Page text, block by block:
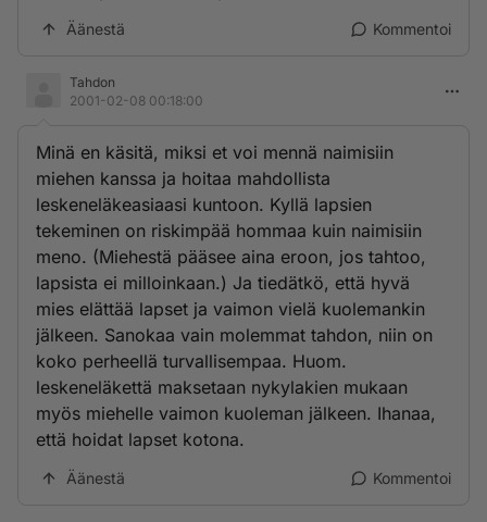
Äänestä Kommentoi
Tahdon
2001-02-08 00:18:00
Minä en käsitä, miksi et voi mennä naimisiin
miehen kanssa ja hoitaa mahdollista
leskeneläkeasiaasi kuntoon. Kyllä lapsien
tekeminen on riskimpää hommaa kuin naimisiin
meno. (Miehestä pääsee aina eroon, jos tahtoo,
lapsista ei milloinkaan.) Ja tiedätkö, että hyvä
mies elättää lapset ja vaimon vielä kuolemankin
jälkeen. Sanokaa vain molemmat tahdon, niin on
koko perheellä turvallisempaa. Huom.
leskeneläkettä maksetaan nykylakien mukaan
myös miehelle vaimon kuoleman jälkeen. Ihanaa,
että hoidat lapset kotona.
Äänestä Kommentoi